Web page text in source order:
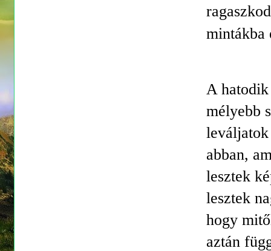
mintákba
A
mélyebb
abban,
lesztek
lesztek
hogy
aztán